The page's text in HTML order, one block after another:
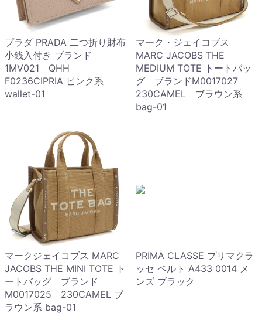
プラダ PRADA 二つ折り財布
小銭入付き ブランド
1MV021 QHH
F0236CIPRIA ピンク系
wallet-01
マーク・ジェイコブス
MARC JACOBS THE
MEDIUM TOTE トートバッ
グ ブランドM0017027
230CAMEL ブラウン系
bag-01
マークジェイコブス MARC
JACOBS THE MINI TOTE ト
ートバッグ ブランド
M0017025 230CAMEL ブ
ラウン系 bag-01
PRIMA CLASSE プリマクラ
ッセ ベルト A433 0014 メ
ンズ ブラック